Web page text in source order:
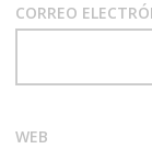
CORREO
WEB